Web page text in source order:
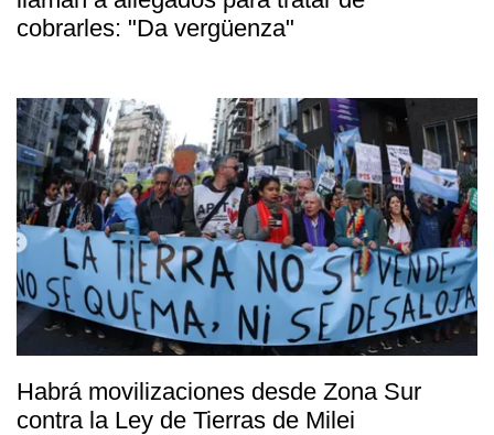
cobrarles: "Da vergüenza"
Habrá movilizaciones desde Zona Sur
contra la Ley de Tierras de Milei